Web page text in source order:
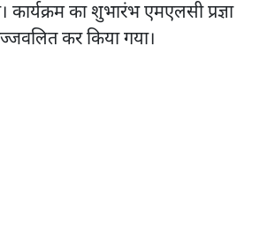
कार्यक्रम का शुभारंभ एमएलसी प्रज्ञा
प्रज्जवलित कर किया गया।